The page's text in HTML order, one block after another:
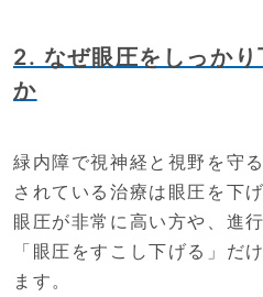
2. なぜ眼圧をしっか
か
緑内障で視神経と視野を守
されている治療は眼圧を下
眼圧が非常に高い方や、進
「眼圧をすこし下げる」だ
ます。